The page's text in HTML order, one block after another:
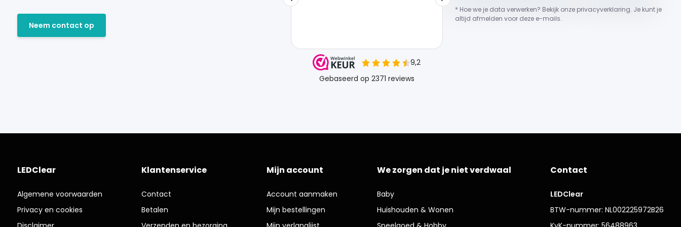
Neem contact op
* Hoe we je data verwerken? Bekijk onze privacyverklaring. Je kunt je
altijd afmelden voor deze e-mails.
LEDClear
Algemene voorwaarden
Privacy en cookies
Klantenservice
Contact
Betalen
Mijn account
Account aanmaken
Mijn bestellingen
We zorgen dat je niet verdwaal
Baby
Huishouden & Wonen
Contact
LEDClear
BTW-nummer: NL002225972B26